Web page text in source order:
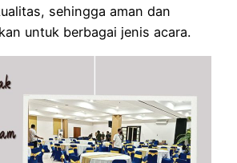
sehingga aman dan
untuk berbagai jenis acara.